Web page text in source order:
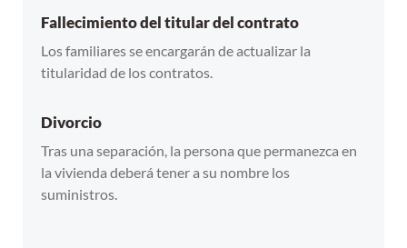
Fallecimiento del titular del contrato
Los familiares se encargarán de actualizar la
titularidad de los contratos.
Divorcio
Tras una separación, la persona que permanezca en
la vivienda deberá tener a su nombre los
suministros.